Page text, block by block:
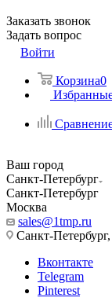
Заказать звонок
Задать вопрос
Войти
Корзина0
Ваш город
Санкт-Петербург
Санкт-Петербург
Москва
sales@1tmp.ru
Санкт-
Вконтакте
Telegram
Pinterest